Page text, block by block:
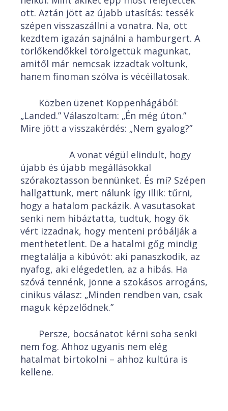
ott. Aztán jött az újabb utasítás: tessék
szépen visszaszállni a vonatra. Na, ott
kezdtem igazán sajnálni a hamburgert. A
törlőkendőkkel törölgettük magunkat,
amitől már nemcsak izzadtak voltunk,
hanem finoman szólva is vécéillatosak.
Közben üzenet Koppenhágából:
„Landed.” Válaszoltam: „Én még úton.”
Mire jött a visszakérdés: „Nem gyalog?”
A vonat végül elindult, hogy
újabb és újabb megállásokkal
szórakoztasson bennünket. És mi? Szépen
hallgattunk, mert nálunk így illik: tűrni,
hogy a hatalom packázik. A vasutasokat
senki nem hibáztatta, tudtuk, hogy ők
vért izzadnak, hogy menteni próbálják a
menthetetlent. De a hatalmi gőg mindig
megtalálja a kibúvót: aki panaszkodik, az
nyafog, aki elégedetlen, az a hibás. Ha
szóvá tennénk, jönne a szokásos arrogáns,
cinikus válasz: „Minden rendben van, csak
maguk képzelődnek.”
Persze, bocsánatot kérni soha senki
nem fog. Ahhoz ugyanis nem elég
hatalmat birtokolni – ahhoz kultúra is
kellene.